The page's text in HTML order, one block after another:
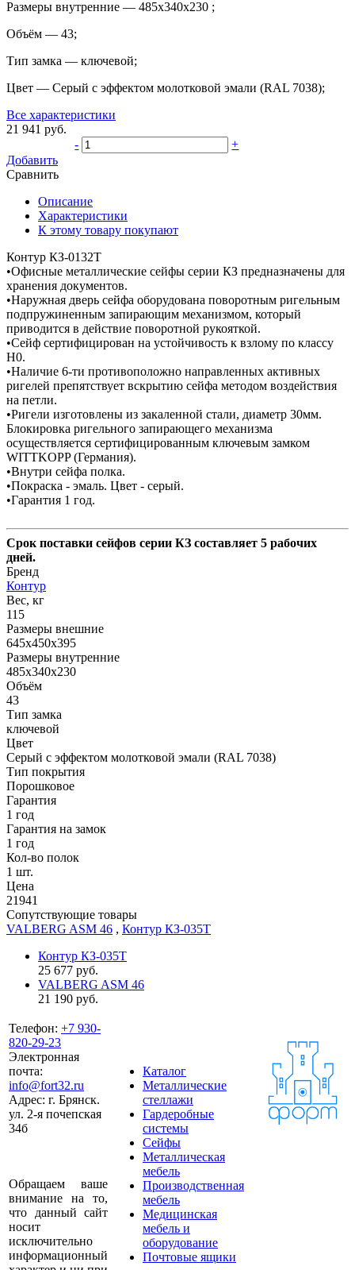
Размеры внутренние — 485x340x230 ;
Объём — 43;
Тип замка — ключевой;
Цвет — Серый с эффектом молотковой эмали (RAL 7038);
Все характеристики
21 941 руб.
-
+
Добавить
Сравнить
Описание
Характеристики
К этому товару покупают
Контур КЗ-0132Т
•Офисные металлические сейфы серии КЗ предназначены для
хранения документов.
•Наружная дверь сейфа оборудована поворотным ригельным
подпружиненным запирающим механизмом, который
приводится в действие поворотной рукояткой.
•Сейф сертифицирован на устойчивость к взлому по классу
Н0.
•Наличие 6-ти противоположно направленных активных
ригелей препятствует вскрытию сейфа методом воздействия
на петли.
•Ригели изготовлены из закаленной стали, диаметр 30мм.
Блокировка ригельного запирающего механизма
осуществляется сертифицированным ключевым замком
WITTKOPP (Германия).
•Внутри сейфа полка.
•Покраска - эмаль. Цвет - серый.
•Гарантия 1 год.
Срок поставки сейфов серии КЗ составляет 5 рабочих
дней.
Бренд
Контур
Вес, кг
115
Размеры внешние
645х450х395
Размеры внутренние
485x340x230
Объём
43
Тип замка
ключевой
Цвет
Серый с эффектом молотковой эмали (RAL 7038)
Тип покрытия
Порошковое
Гарантия
1 год
Гарантия на замок
1 год
Кол-во полок
1 шт.
Цена
21941
Сопутствующие товары
VALBERG ASM 46 , Контур КЗ-035Т
Контур КЗ-035Т
25 677 руб.
VALBERG ASM 46
21 190 руб.
Телефон: +7 930-
820-29-23
Электронная
почта:
info@fort32.ru
Адрес: г. Брянск.
ул. 2-я почепская
34б
Обращаем ваше
внимание на то,
что данный сайт
носит
исключительно
информационный
Каталог
Металлические
стеллажи
Гардеробные
системы
Сейфы
Металлическая
мебель
Производственная
мебель
Медицинская
мебель и
оборудование
Почтовые ящики